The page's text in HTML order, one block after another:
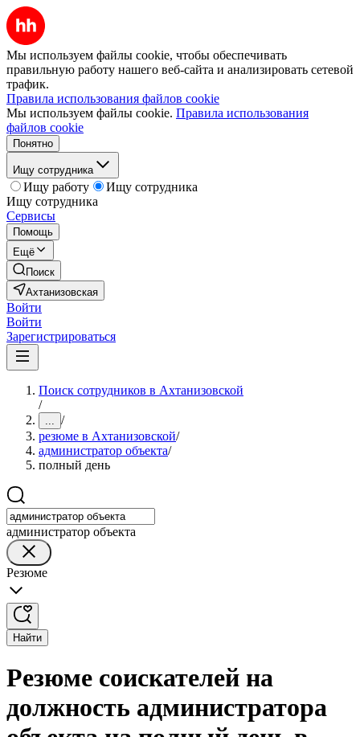
Мы используем файлы cookie, чтобы обеспечивать
правильную работу нашего веб-сайта и анализировать сетевой
трафик.
Правила использования файлов cookie
Мы используем файлы cookie. Правила использования
файлов cookie
Понятно
Ищу сотрудника
Ищу работу
Ищу сотрудника
Ищу сотрудника
Сервисы
Помощь
Ещё
Поиск
Ахтанизовская
Войти
Войти
Зарегистрироваться
Поиск сотрудников в Ахтанизовской
/
... /
резюме в Ахтанизовской/
администратор объекта/
полный день
администратор объекта
Резюме
Найти
Резюме соискателей на
должность администратора